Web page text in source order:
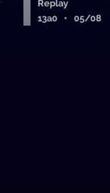
Replay
13a0 • 05/08/